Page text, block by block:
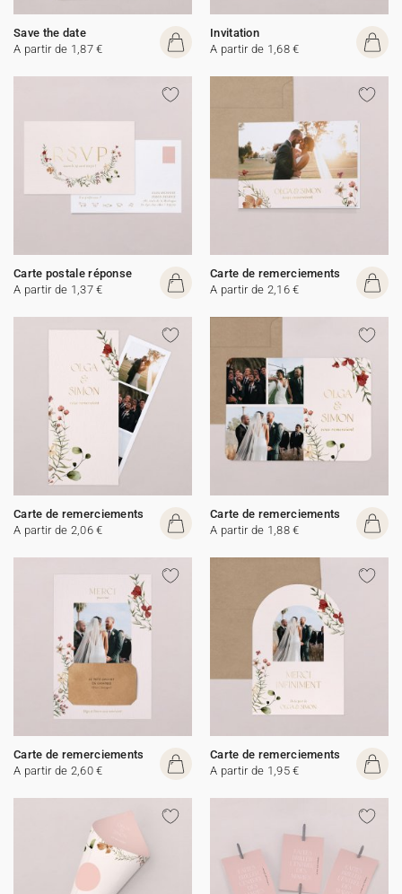
Save the date
A partir de 1,87 €
Invitation
A partir de 1,68 €
Carte postale réponse
A partir de 1,37 €
Carte de remerciements
A partir de 2,16 €
Carte de remerciements
A partir de 2,06 €
Carte de remerciements
A partir de 1,88 €
Carte de remerciements
A partir de 2,60 €
Carte de remerciements
A partir de 1,95 €